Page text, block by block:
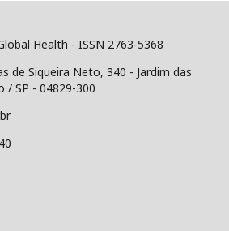
Health - ISSN 2763-5368
de Siqueira Neto, 340 - Jardim das
/ SP - 04829-300